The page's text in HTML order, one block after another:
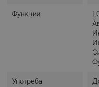
Функции
Употреба